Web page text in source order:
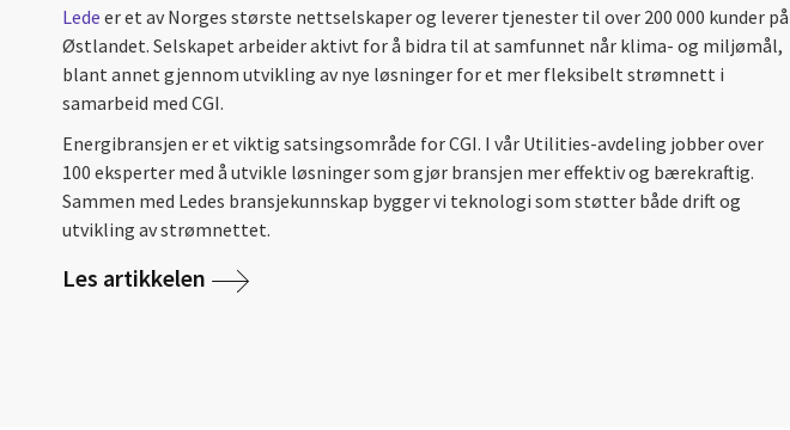
Lede er et av Norges største nettselskaper og leverer tjenester til over 200 000 kunder på
Østlandet. Selskapet arbeider aktivt for å bidra til at samfunnet når klima- og miljømål,
blant annet gjennom utvikling av nye løsninger for et mer fleksibelt strømnett i
samarbeid med CGI.
Energibransjen er et viktig satsingsområde for CGI. I vår Utilities-avdeling jobber over
100 eksperter med å utvikle løsninger som gjør bransjen mer effektiv og bærekraftig.
Sammen med Ledes bransjekunnskap bygger vi teknologi som støtter både drift og
utvikling av strømnettet.
Les artikkelen